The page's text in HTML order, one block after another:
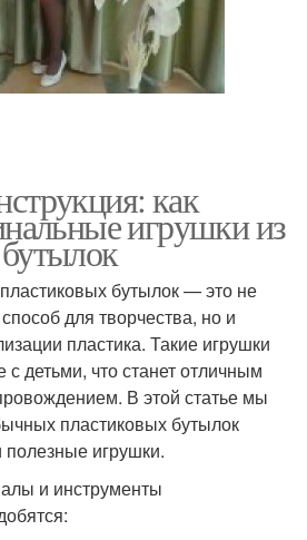
как
игрушки из
бутылок — это не
для творчества, но и
пластика. Такие игрушки
детьми, что станет отличным
В этой статье мы
пластиковых бутылок
полезные игрушки.
и инструменты